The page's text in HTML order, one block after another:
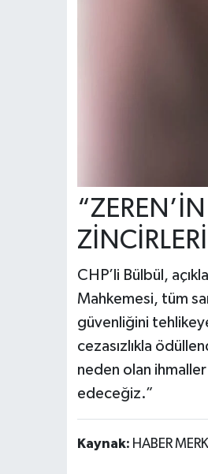
CHP’li Bülbül,
Mahkemesi, tüm
güvenliğini
cezasızlıkla
neden olan ihmaller
edeceğiz.”
Kaynak: HABER